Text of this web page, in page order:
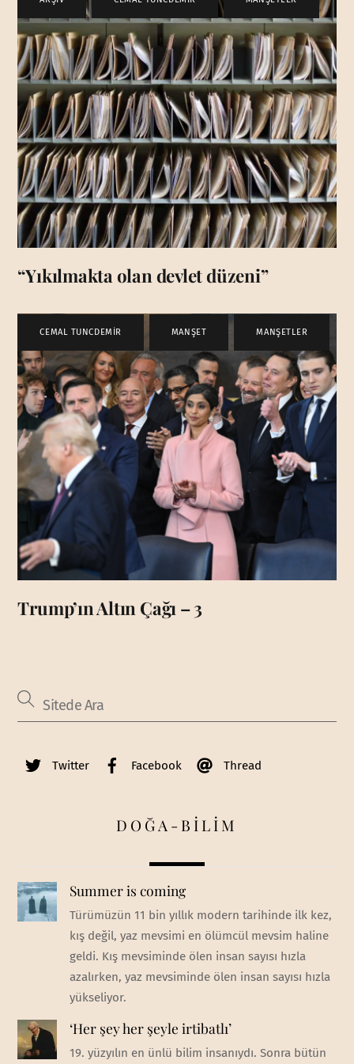
“Yıkılmakta olan devlet düzeni”
CEMAL TUNCDEMİR MANŞET MANŞETLER
Trump’ın Altın Çağı – 3
Twitter Facebook Thread
DOĞA-BİLİM
Summer is coming
Türümüzün 11 bin yıllık modern tarihinde ilk kez,
kış değil, yaz mevsimi en ölümcül mevsim haline
geldi. Kış mevsiminde ölen insan sayısı hızla
azalırken, yaz mevsiminde ölen insan sayısı hızla
yükseliyor.
‘Her şey her şeyle irtibatlı’
19. yüzyılın en ünlü bilim insanıydı. Sonra bütün